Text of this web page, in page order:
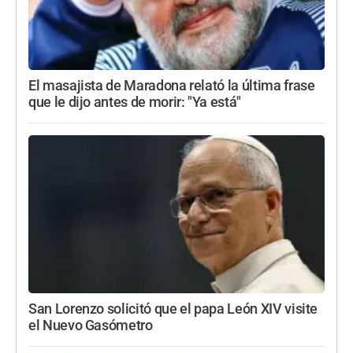
El masajista de Maradona relató la última frase
que le dijo antes de morir: "Ya está"
San Lorenzo solicitó que el papa León XIV visite
el Nuevo Gasómetro